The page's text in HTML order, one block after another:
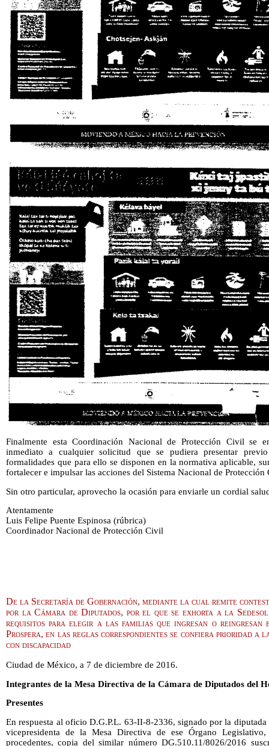
Finalmente esta Coordinación Nacional de Protección Civil se
inmediato a cualquier solicitud que se pudiera presentar
formalidades que para ello se disponen en la normativa aplicable,
fortalecer e impulsar las acciones del Sistema Nacional de Protección
Sin otro particular, aprovecho la ocasión para enviarle un cordial
Atentamente
Luis Felipe Puente Espinosa (rúbrica)
Coordinador Nacional de Protección Civil
De la Secretaría de Gobernación, mediante la cual remite
por la Cámara de Diputados, por el que se exhorta a la
requisitos para elegir a las familias que ingresan o reingresan
Prospera, en las reglas correspondientes se confiera prioridad a
con discapacidad
Ciudad de México, a 7 de diciembre de 2016.
Integrantes de la Mesa Directiva de la Cámara de Diputados del
Presentes
En respuesta al oficio D.G.P.L. 63-II-8-2336, signado por la
vicepresidenta de la Mesa Directiva de ese Órgano
procedentes, copia del similar número DG.510.11/8026/2016